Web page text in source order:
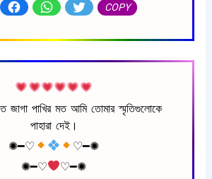
COPY
জাগা পাখির মত আমি তোমার স্মৃতিগুলোকে
পাহারা দেই।
✺━♡︎
♡︎━✺
✺━♡︎
♡︎━✺